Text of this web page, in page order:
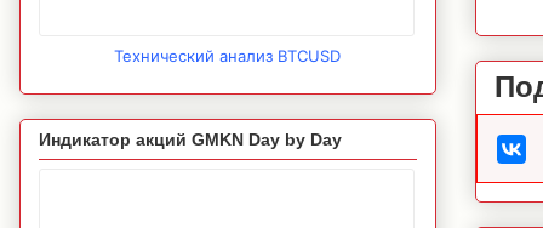
Технический анализ BTCUSD
Индикатор акций GMKN Day by Day